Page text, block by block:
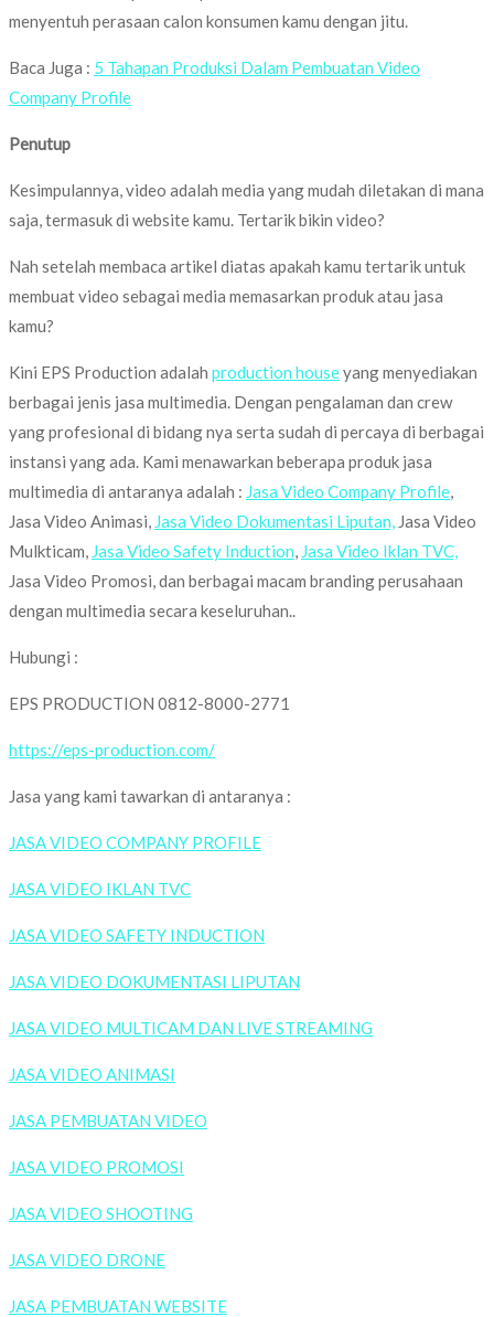
menyentuh perasaan calon konsumen kamu dengan jitu.
Baca Juga : 5 Tahapan Produksi Dalam Pembuatan Video
Company Profile
Penutup
Kesimpulannya, video adalah media yang mudah diletakan di mana
saja, termasuk di website kamu. Tertarik bikin video?
Nah setelah membaca artikel diatas apakah kamu tertarik untuk
membuat video sebagai media memasarkan produk atau jasa
kamu?
Kini EPS Production adalah production houseyang menyediakan
berbagai jenis jasa multimedia. Dengan pengalaman dan crew
yang profesional di bidang nya serta sudah di percaya di berbagai
instansi yang ada. Kami menawarkan beberapa produk jasa
multimedia di antaranya adalah : Jasa Video Company Profile,
Jasa Video Animasi, Jasa Video Dokumentasi Liputan, Jasa Video
Mulkticam, Jasa Video Safety Induction, Jasa Video Iklan TVC,
Jasa Video Promosi, dan berbagai macam branding perusahaan
dengan multimedia secara keseluruhan..
Hubungi :
EPS PRODUCTION 0812-8000-2771
https://eps-production.com/
Jasa yang kami tawarkan di antaranya :
JASA VIDEO COMPANY PROFILE
JASA VIDEO IKLAN TVC
JASA VIDEO SAFETY INDUCTION
JASA VIDEO DOKUMENTASI LIPUTAN
JASA VIDEO MULTICAM DAN LIVE STREAMING
JASA VIDEO ANIMASI
JASA PEMBUATAN VIDEO
JASA VIDEO PROMOSI
JASA VIDEO SHOOTING
JASA VIDEO DRONE
JASA PEMBUATAN WEBSITE